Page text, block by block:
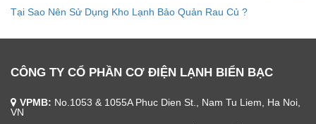
Tại Sao Nên Sử Dụng Kho Lạnh Bảo Quản Rau Củ ?
CÔNG TY CỔ PHẦN CƠ ĐIỆN LẠNH BIỂN BẠC
VPMB: No.1053 & 1055A Phuc Dien St., Nam Tu Liem, Ha Noi,
VN